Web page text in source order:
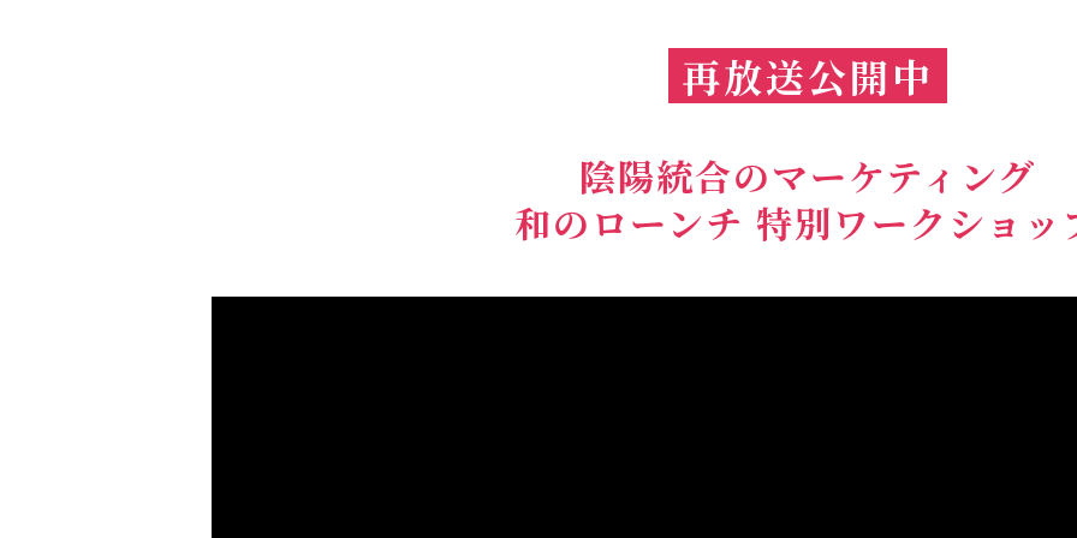
再放送公開中
陰陽統合のマーケティング
和のローンチ 特別ワークショッ